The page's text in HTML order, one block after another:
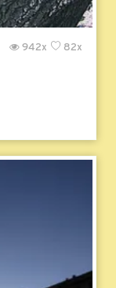
82x
942x